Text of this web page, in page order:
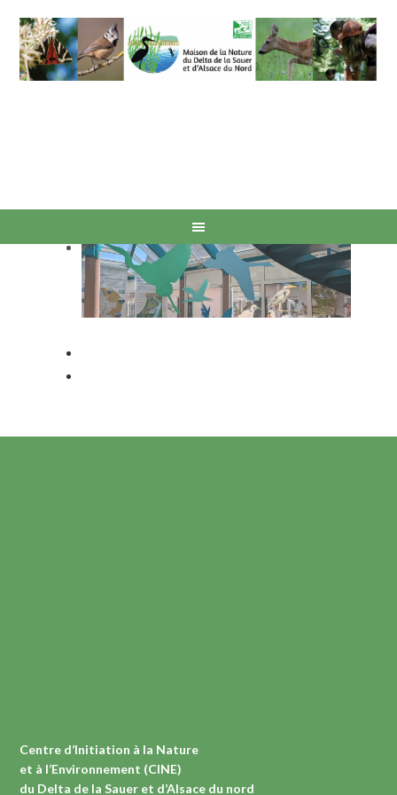
Centre d’Initiation à la Nature
et à l’Environnement (CINE)
du Delta de la Sauer et d’Alsace du nord